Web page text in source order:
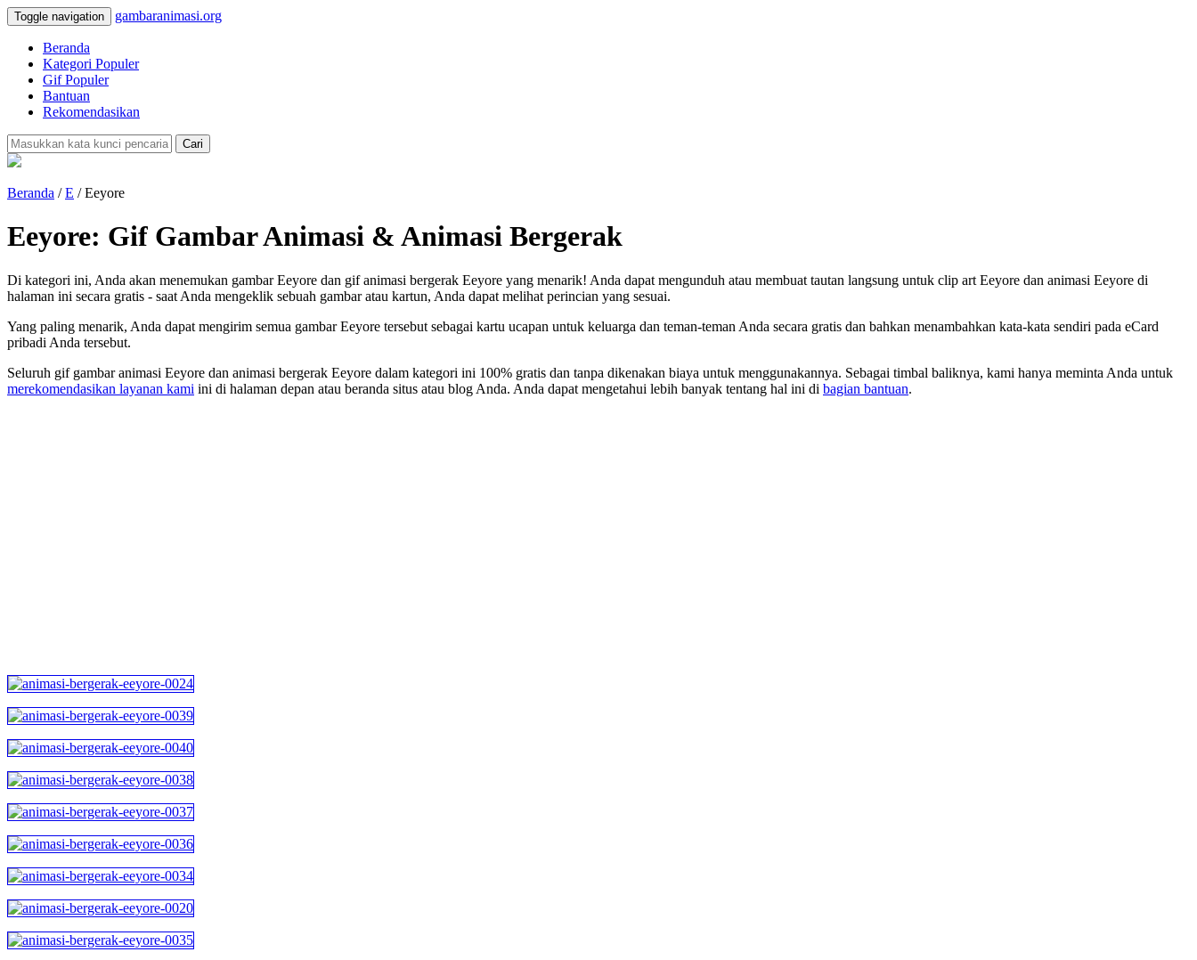
Toggle navigation gambaranimasi.org
Beranda
Kategori Populer
Gif Populer
Bantuan
Rekomendasikan
Cari
Beranda /E / Eeyore
Eeyore: Gif Gambar Animasi & Animasi Bergerak
Di kategori ini, Anda akan menemukan gambar Eeyore dan gif animasi bergerak Eeyore yang menarik! Anda dapat mengunduh atau membuat tautan langsung untuk clip art Eeyore dan animasi Eeyore di
halaman ini secara gratis - saat Anda mengeklik sebuah gambar atau kartun, Anda dapat melihat perincian yang sesuai.
Yang paling menarik, Anda dapat mengirim semua gambar Eeyore tersebut sebagai kartu ucapan untuk keluarga dan teman-teman Anda secara gratis dan bahkan menambahkan kata-kata sendiri pada eCard
pribadi Anda tersebut.
Seluruh gif gambar animasi Eeyore dan animasi bergerak Eeyore dalam kategori ini 100% gratis dan tanpa dikenakan biaya untuk menggunakannya. Sebagai timbal baliknya, kami hanya meminta Anda untuk
merekomendasikan layanan kami ini di halaman depan atau beranda situs atau blog Anda. Anda dapat mengetahui lebih banyak tentang hal ini di bagian bantuan.